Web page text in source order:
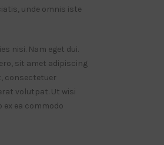
unde omnis iste
nisi. Nam eget dui.
sit amet adipiscing
consectetuer
volutpat. Ut wisi
ea commodo